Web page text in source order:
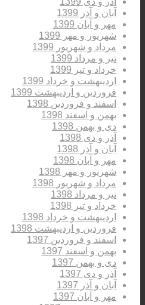
آبان و آذر 1399
مهر و آبان 1399
شهریور و مهر 1399
مرداد و شهریور 1399
تیر و مرداد 1399
خرداد و تیر 1399
اردیبهشت و خرداد 1399
فروردین و اردیبهشت 1399
اسفند و فروردین 1398
بهمن و اسفند 1398
دی و بهمن 1398
آذر و دی 1398
آبان و آذر 1398
مهر و آبان 1398
شهریور و مهر 1398
مرداد و شهریور 1398
تیر و مرداد 1398
خرداد و تیر 1398
اردیبهشت و خرداد 1398
فروردین و اردیبهشت 1398
اسفند و فروردین 1397
بهمن و اسفند 1397
دی و بهمن 1397
آذر و دی 1397
آبان و آذر 1397
مهر و آبان 1397